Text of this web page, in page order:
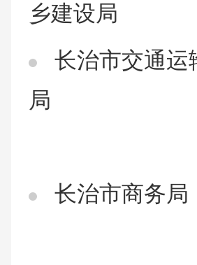
乡建设局
长治市交通运
局
长治市商务局